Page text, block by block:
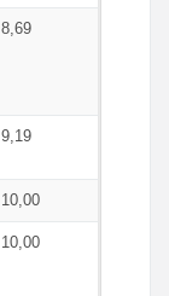
8,69
9,19
10,00
10,00